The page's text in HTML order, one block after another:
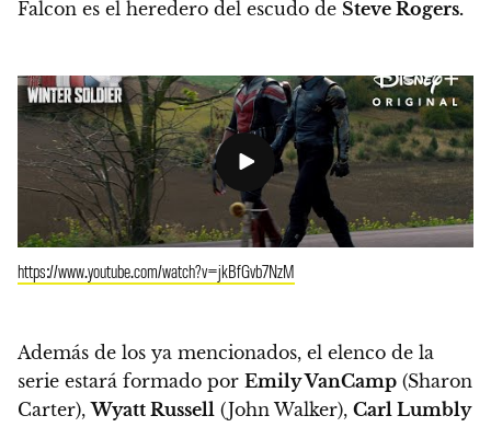
Falcon es el heredero del escudo de Steve Rogers.
https://www.youtube.com/watch?v=jkBfGvb7NzM
Además de los ya mencionados, el elenco de la
serie estará formado por Emily VanCamp (Sharon
Carter),Wyatt Russell (John Walker), Carl Lumbly